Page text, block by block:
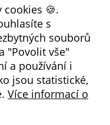
🍪.
s
souborů
"Povolit vše"
a používání i
jsou statistické,
Více informací o
zájmům.